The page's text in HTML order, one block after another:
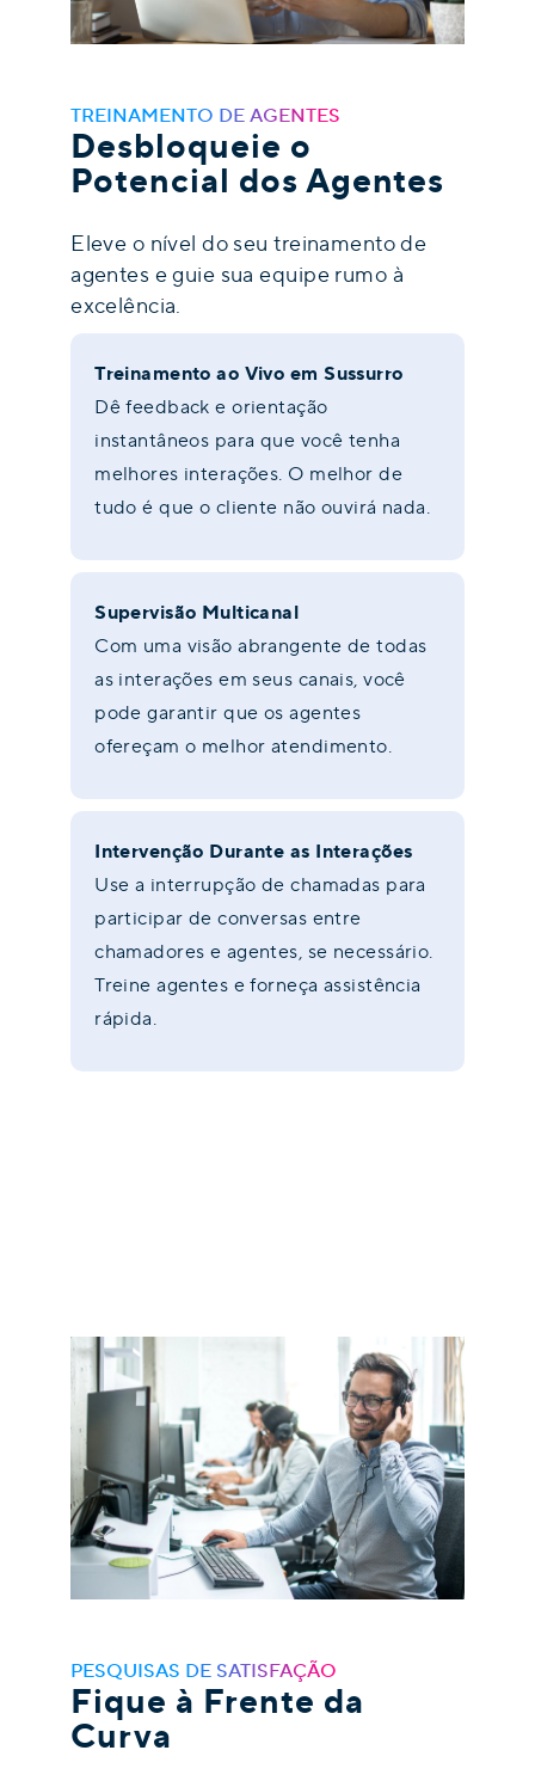
TREINAMENTO DE AGENTES
Desbloqueie o
Potencial dos Agentes
Eleve o nível do seu treinamento de
agentes e guie sua equipe rumo à
excelência.
Treinamento ao Vivo em Sussurro
Dê feedback e orientação
instantâneos para que você tenha
melhores interações. O melhor de
tudo é que o cliente não ouvirá nada.
Supervisão Multicanal
Com uma visão abrangente de todas
as interações em seus canais, você
pode garantir que os agentes
ofereçam o melhor atendimento.
Intervenção Durante as Interações
Use a interrupção de chamadas para
participar de conversas entre
chamadores e agentes, se necessário.
Treine agentes e forneça assistência
rápida.
PESQUISAS DE SATISFAÇÃO
Fique à Frente da
Curva